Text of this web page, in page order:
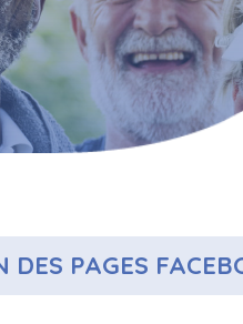
DES PAGES